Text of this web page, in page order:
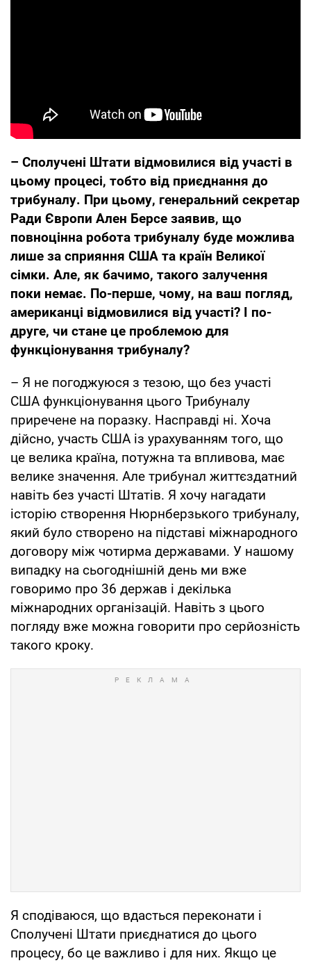
– Сполучені Штати відмовилися від участі в
цьому процесі, тобто від приєднання до
трибуналу. При цьому, генеральний секретар
Ради Європи Ален Берсе заявив, що
повноцінна робота трибуналу буде можлива
лише за сприяння США та країн Великої
сімки. Але, як бачимо, такого залучення
поки немає. По-перше, чому, на ваш погляд,
американці відмовилися від участі? І по-
друге, чи стане це проблемою для
функціонування трибуналу?
– Я не погоджуюся з тезою, що без участі
США функціонування цього Трибуналу
приречене на поразку. Насправді ні. Хоча
дійсно, участь США із урахуванням того, що
це велика країна, потужна та впливова, має
велике значення. Але трибунал життєздатний
навіть без участі Штатів. Я хочу нагадати
історію створення Нюрнберзького трибуналу,
який було створено на підставі міжнародного
договору між чотирма державами. У нашому
випадку на сьогоднішній день ми вже
говоримо про 36 держав і декілька
міжнародних організацій. Навіть з цього
погляду вже можна говорити про серйозність
такого кроку.
Я сподіваюся, що вдасться переконати і
Сполучені Штати приєднатися до цього
процесу, бо це важливо і для них. Якщо це